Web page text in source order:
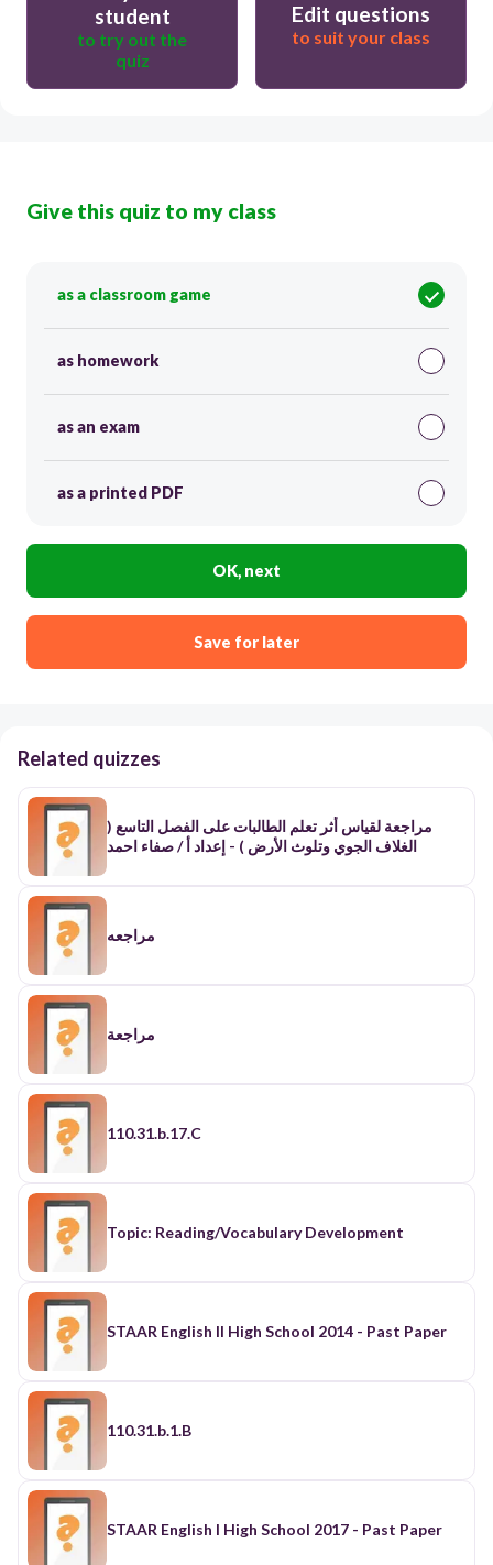
student
to try out the
quiz
Edit questions
to suit your class
Give this quiz to my class
as a classroom game
as homework
as an exam
as a printed PDF
OK, next
Save for later
Related quizzes
مراجعة لقياس أثر تعلم الطالبات على الفصل التاسع (
الغلاف الجوي وتلوث الأرض ) - إعداد أ / صفاء احمد
مراجعه
مراجعة
110.31.b.17.C
Topic: Reading/Vocabulary Development
STAAR English II High School 2014 - Past Paper
110.31.b.1.B
STAAR English I High School 2017 - Past Paper